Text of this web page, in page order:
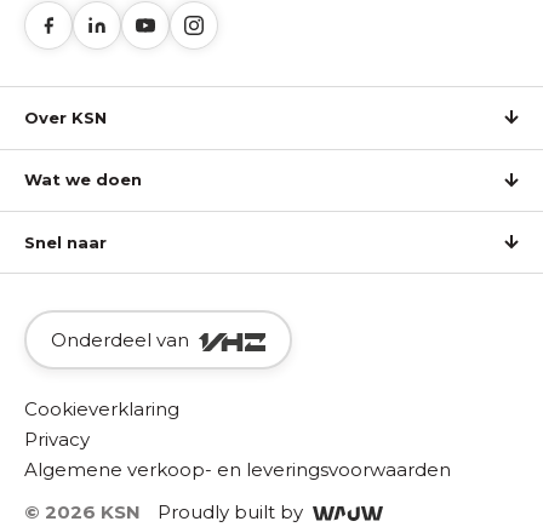
Over KSN
Wat we doen
Snel naar
Onderdeel van
Cookieverklaring
Privacy
Algemene verkoop- en leveringsvoorwaarden
© 2026 KSN
Proudly built by